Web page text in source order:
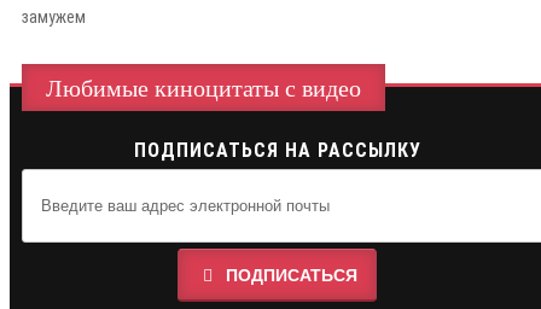
замужем
Любимые киноцитаты с видео
ПОДПИСАТЬСЯ НА РАССЫЛКУ
ПОДПИСАТЬСЯ